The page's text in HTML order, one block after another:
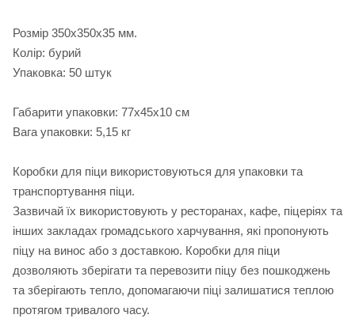
Розмір 350х350х35 мм.
Колір: бурий
Упаковка: 50 штук
Габарити упаковки: 77х45х10 см
Вага упаковки: 5,15 кг
Коробки для піци використовуються для упаковки та
транспортування піци.
Зазвичай їх використовують у ресторанах, кафе, піцеріях та
інших закладах громадського харчування, які пропонують
піцу на винос або з доставкою. Коробки для піци
дозволяють зберігати та перевозити піцу без пошкоджень
та зберігають тепло, допомагаючи піці залишатися теплою
протягом тривалого часу.